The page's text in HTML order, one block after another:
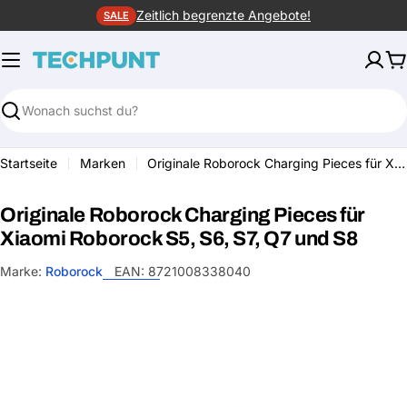
Inhalt
springen
SALE Zeitlich begrenzte Angebote!
Suchen
Startseite Marken Originale Roborock Charging Pieces für Xiaomi Roborock S5, S6, S7, Q7 und S8
Originale Roborock Charging Pieces für
Xiaomi Roborock S5, S6, S7, Q7 und S8
Marke: Roborock EAN: 8721008338040